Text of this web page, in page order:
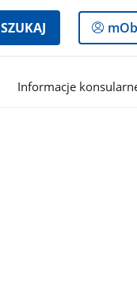
SZUKAJ
do
Informacje